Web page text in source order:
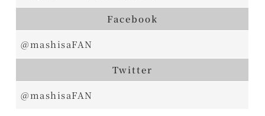
Facebook
@mashisaFAN
Twitter
@mashisaFAN